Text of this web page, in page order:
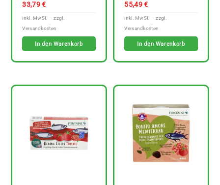
33,79€
In den Warenkorb
55,49€
In den Warenkorb